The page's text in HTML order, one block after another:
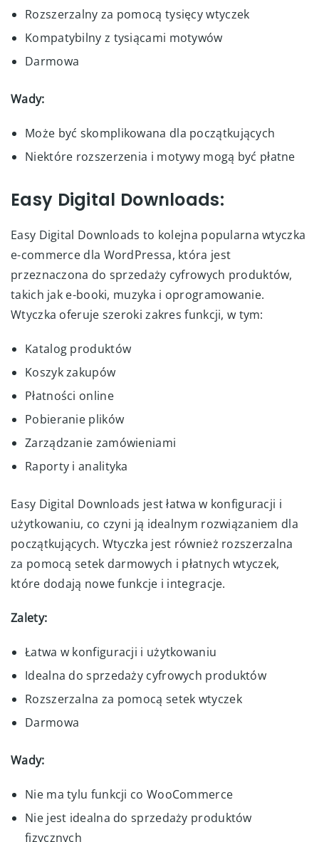
Rozszerzalny za pomocą tysięcy wtyczek
Kompatybilny z tysiącami motywów
Darmowa
Wady:
Może być skomplikowana dla początkujących
Niektóre rozszerzenia i motywy mogą być płatne
Easy Digital Downloads:
Easy Digital Downloads to kolejna popularna wtyczka
e-commerce dla WordPressa, która jest
przeznaczona do sprzedaży cyfrowych produktów,
takich jak e-booki, muzyka i oprogramowanie.
Wtyczka oferuje szeroki zakres funkcji, w tym:
Katalog produktów
Koszyk zakupów
Płatności online
Pobieranie plików
Zarządzanie zamówieniami
Raporty i analityka
Easy Digital Downloads jest łatwa w konfiguracji i
użytkowaniu, co czyni ją idealnym rozwiązaniem dla
początkujących. Wtyczka jest również rozszerzalna
za pomocą setek darmowych i płatnych wtyczek,
które dodają nowe funkcje i integracje.
Zalety:
Łatwa w konfiguracji i użytkowaniu
Idealna do sprzedaży cyfrowych produktów
Rozszerzalna za pomocą setek wtyczek
Darmowa
Wady:
Nie ma tylu funkcji co WooCommerce
Nie jest idealna do sprzedaży produktów
fizycznych